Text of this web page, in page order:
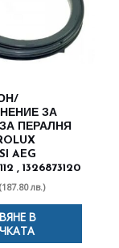
ЗА
ПЕРАЛНЯ
AEG
, 1326873120
(187.80 лв.)
В